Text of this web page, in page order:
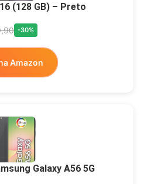
(128 GB) – Preto
-30%
Amazon
Galaxy A56 5G